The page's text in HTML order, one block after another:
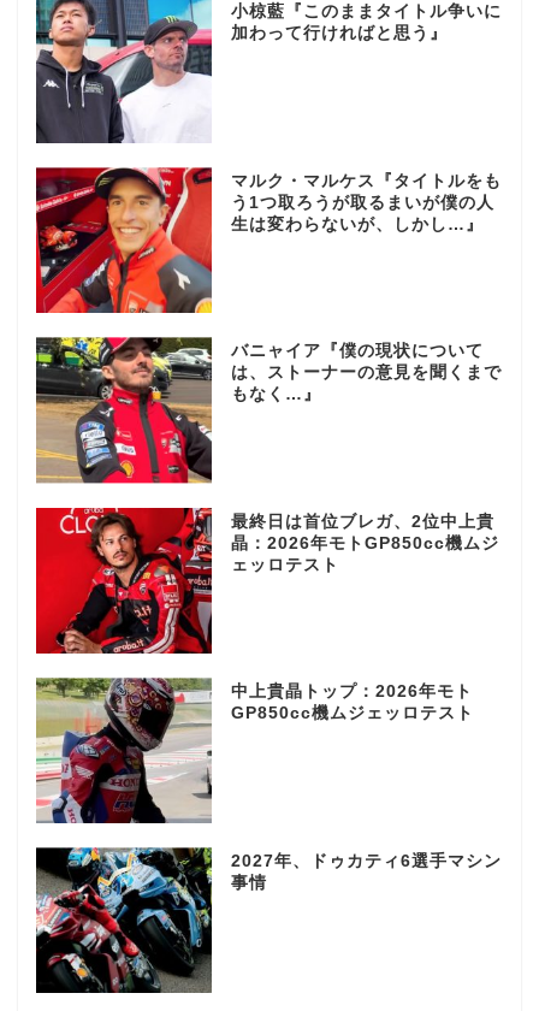
小椋藍『このままタイトル争いに
加わって行ければと思う』
マルク・マルケス『タイトルをも
う1つ取ろうが取るまいが僕の人
生は変わらないが、しかし…』
バニャイア『僕の現状について
は、ストーナーの意見を聞くまで
もなく…』
最終日は首位ブレガ、2位中上貴
晶：2026年モトGP850cc機ムジ
ェッロテスト
中上貴晶トップ：2026年モト
GP850cc機ムジェッロテスト
2027年、ドゥカティ6選手マシン
事情